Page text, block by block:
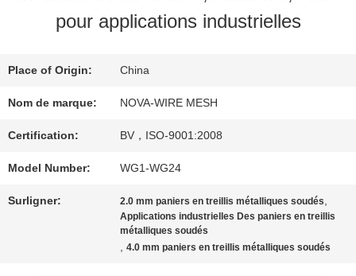
SPECTACLE
À
PROPOS
DE
NOUS
pour applications industrielles
Place of Origin: China
Nom de marque: NOVA-WIRE MESH
Certification: BV，ISO-9001:2008
Model Number: WG1-WG24
Surligner: 2.0 mm paniers en treillis métalliques soudés,
Applications industrielles Des paniers en treillis
métalliques soudés
,4.0 mm paniers en treillis métalliques soudés